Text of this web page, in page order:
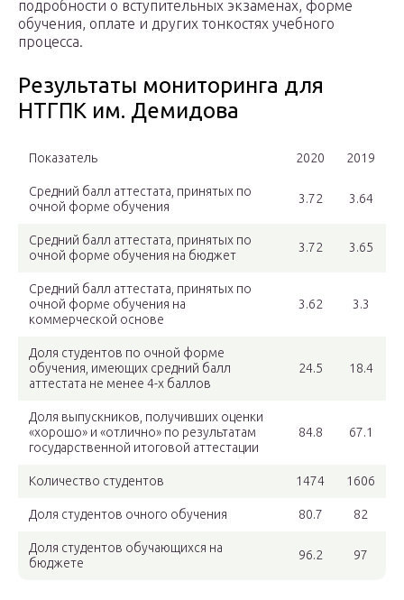
подробности о вступительных экзаменах, форме
обучения, оплате и других тонкостях учебного
процесса.
Результаты мониторинга для
НТГПК им. Демидова
Показатель 2020 2019
Средний балл аттестата, принятых по
очной форме обучения
3.72 3.64
Средний балл аттестата, принятых по
очной форме обучения на бюджет
3.72 3.65
Средний балл аттестата, принятых по
очной форме обучения на
коммерческой основе
3.62 3.3
Доля студентов по очной форме
обучения, имеющих средний балл
аттестата не менее 4-х баллов
24.5 18.4
Доля выпускников, получивших оценки
«хорошо» и «отлично» по результатам
государственной итоговой аттестации
84.8 67.1
Количество студентов 1474 1606
Доля студентов очного обучения 80.7 82
Доля студентов обучающихся на
бюджете
96.2 97